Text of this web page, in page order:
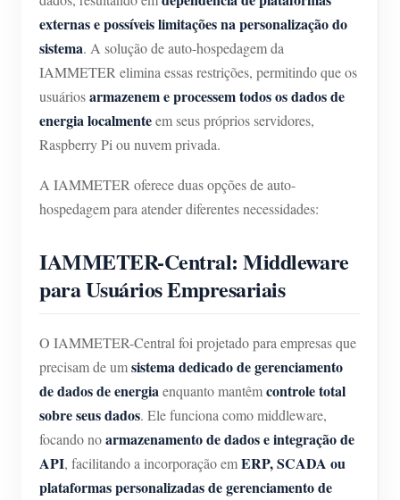
externas e possíveis limitações na personalização do
sistema. A solução de auto-hospedagem da
IAMMETER elimina essas restrições, permitindo que os
usuáriosarmazenem e processem todos os dados de
energia localmenteem seus próprios servidores,
Raspberry Pi ou nuvem privada.
A IAMMETER oferece duas opções de auto-
hospedagem para atender diferentes necessidades:
IAMMETER-Central: Middleware
para Usuários Empresariais
O IAMMETER-Central foi projetado para empresas que
precisam de umsistema dedicado de gerenciamento
de dados de energiaenquanto mantêmcontrole total
sobre seus dados. Ele funciona como middleware,
focando noarmazenamento de dados e integração de
API, facilitando a incorporação emERP, SCADA ou
plataformas personalizadas de gerenciamento de